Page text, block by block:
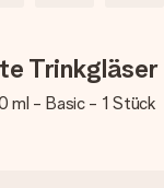
Trinkgläser
ml - Basic - 1 Stück